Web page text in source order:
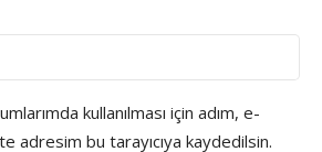
kullanılması için adım, e-
adresim bu tarayıcıya kaydedilsin.